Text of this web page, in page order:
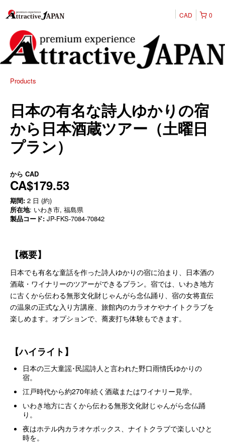
0
CAD
Products
日本の有名な詩人ゆかりの宿
から日本酒蔵ツアー（土曜日
プラン）
から CAD
CA$179.53
期間: 2 日 (約)
所在地: いわき市, 福島県
製品コード: JP-FKS-7084-70842
【概要】
日本でも有名な童話を作った詩人ゆかりの宿に泊まり、日本酒の
酒蔵・ワイナリーのツアーができるプラン。宿では、いわき地方
に古くから伝わる無形文化財じゃんがら念仏踊り、宿の女将直伝
の温泉の正式な入り方講座、旅館内のカラオケやナイトクラブを
楽しめます。オプションで、蕎麦打ち体験もできます。
【ハイライト】
日本の三大童謡･民謡詩人と言われた野口雨情氏ゆかりの
宿。
江戸時代から約270年続く酒蔵またはワイナリー見学。
いわき地方に古くから伝わる無形文化財じゃんがら念仏踊
り。
夜はホテル内カラオケボックス、ナイトクラブで楽しいひと
時を。